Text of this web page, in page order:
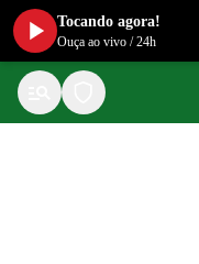
Tocando agora!
Ouça ao vivo /24h